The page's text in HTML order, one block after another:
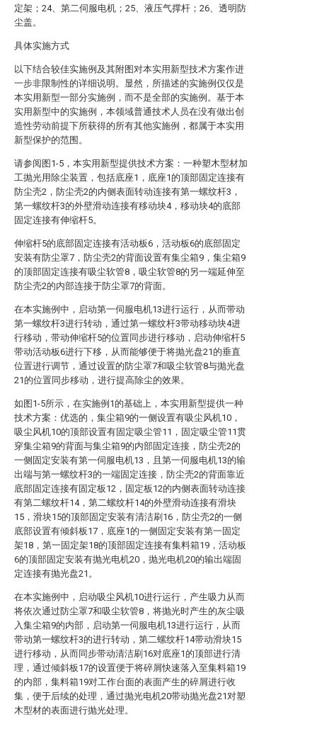
定架；24、第二伺服电机；25、液压气撑杆；26、透明防
尘盖。
具体实施方式
以下结合较佳实施例及其附图对本实用新型技术方案作进
一步非限制性的详细说明。显然，所描述的实施例仅仅是
本实用新型一部分实施例，而不是全部的实施例。基于本
实用新型中的实施例，本领域普通技术人员在没有做出创
造性劳动前提下所获得的所有其他实施例，都属于本实用
新型保护的范围。
请参阅图1-5，本实用新型提供技术方案：一种塑木型材加
工抛光用除尘装置，包括底座1，底座1的顶部固定连接有
防尘壳2，防尘壳2的内侧表面转动连接有第一螺纹杆3，
第一螺纹杆3的外壁滑动连接有移动块4，移动块4的底部
固定连接有伸缩杆5。
伸缩杆5的底部固定连接有活动板6，活动板6的底部固定
安装有防尘罩7，防尘壳2的背面设置有集尘箱9，集尘箱9
的顶部固定连接有吸尘软管8，吸尘软管8的另一端延伸至
防尘壳2的内部连接于防尘罩7的背面。
在本实施例中，启动第一伺服电机13进行运行，从而带动
第一螺纹杆3进行转动，通过第一螺纹杆3带动移动块4进
行移动，带动伸缩杆5的位置同步进行移动，启动伸缩杆5
带动活动板6进行下移，从而能够便于将抛光盘21的垂直
位置进行调节，通过设置的防尘罩7和吸尘软管8与抛光盘
21的位置同步移动，进行提高除尘的效果。
如图1-5所示，在实施例1的基础上，本实用新型提供一种
技术方案：优选的，集尘箱9的一侧设置有吸尘风机10，
吸尘风机10的顶部设置有固定吸尘管11，固定吸尘管11贯
穿集尘箱9的背面与集尘箱9的内部固定连接，防尘壳2的
一侧固定安装有第一伺服电机13，且第一伺服电机13的输
出端与第一螺纹杆3的一端固定连接，防尘壳2的背面靠近
底部固定连接有固定板12，固定板12的内侧表面转动连接
有第二螺纹杆14，第二螺纹杆14的外壁滑动连接有滑块
15，滑块15的顶部固定安装有清洁刷16，防尘壳2的一侧
底部设置有倾斜板17，底座1的一侧固定安装有第一固定
架18，第一固定架18的顶部固定连接有集料箱19，活动板
6的顶部固定安装有抛光电机20，抛光电机20的输出端固
定连接有抛光盘21。
在本实施例中，启动吸尘风机10进行运行，产生吸力从而
将依次通过防尘罩7和吸尘软管8，将抛光时产生的灰尘吸
入集尘箱9的内部，启动第一伺服电机13进行运行，从而
带动第一螺纹杆3的进行转动，第二螺纹杆14带动滑块15
进行移动，从而同步带动清洁刷16对底座1的顶部进行清
理，通过倾斜板17的设置便于将碎屑快速落入至集料箱19
的内部，集料箱19对工作台面的表面产生的碎屑进行收
集，便于后续的处理，通过抛光电机20带动抛光盘21对塑
木型材的表面进行抛光处理。